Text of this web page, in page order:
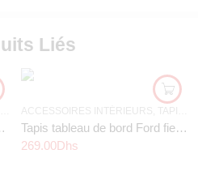
Liés
erreur
ACCESSOIRES INTÉRIEURS TAPIS TABLEAU DE BORD
Tapis tableau de bord Ford fiesta noir
269.00Dhs